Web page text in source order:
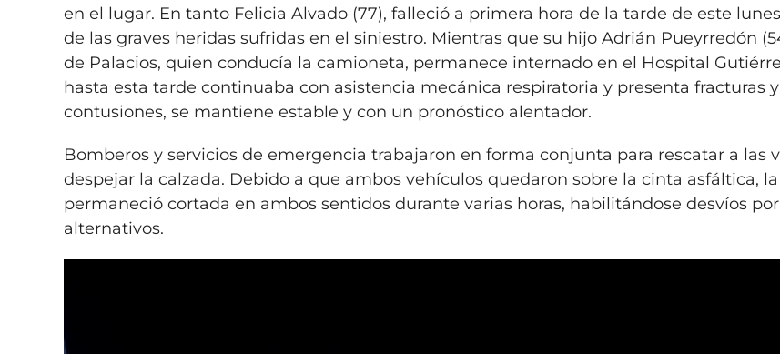
en el lugar. En tanto Felicia Alvado (77), falleció a primera hora de la tarde de este
de las graves heridas sufridas en el siniestro. Mientras que su hijoAdrián Pueyrredón
de Palacios, quien conducía la camioneta, permanece internado en el Hospital
hasta esta tarde continuaba con asistencia mecánica respiratoria y presenta fracturas y
contusiones, se mantiene estable y con un pronóstico alentador.
Bomberos y servicios de emergencia trabajaron en forma conjunta para rescatar a las
despejar la calzada. Debido a que ambos vehículos quedaron sobre la cinta asfáltica,
permaneció cortada en ambos sentidos durante varias horas, habilitándose desvíos
alternativos.